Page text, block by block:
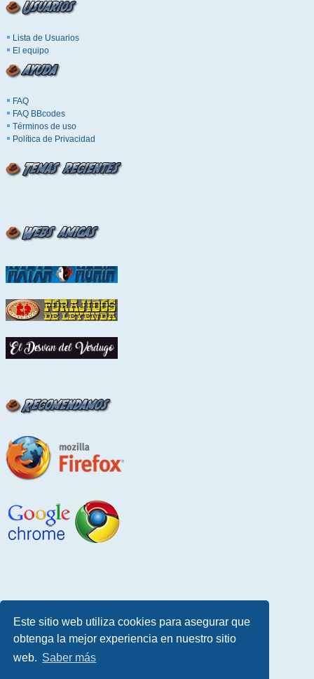
Este sitio web utiliza cookies para asegurar que
obtenga la mejor experiencia en nuestro sitio
web. Saber más
Lista de Usuarios
El equipo
FAQ
FAQ BBcodes
Términos de uso
Política de Privacidad